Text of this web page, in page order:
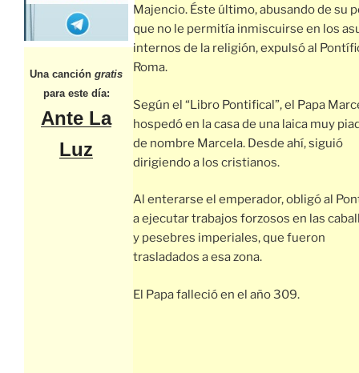
Una canción gratis
para este día:
Ante La
Luz
Majencio. Éste último, abusando de su
que no le permitía inmiscuirse en los
internos de la religión, expulsó al
Roma.
Según el “Libro Pontifical”, el Papa
hospedó en la casa de una laica muy
de nombre Marcela. Desde ahí, siguió
dirigiendo a los cristianos.
Al enterarse el emperador, obligó al
a ejecutar trabajos forzosos en las
y pesebres imperiales, que fueron
trasladados a esa zona.
El Papa falleció en el año 309.